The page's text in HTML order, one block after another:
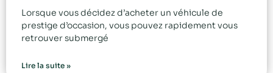
Lorsque vous décidez d’acheter un véhicule de
prestige d’occasion, vous pouvez rapidement vous
retrouver submergé
Lire la suite »